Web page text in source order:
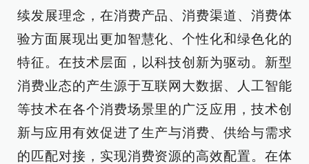
续发展理念，在消费产品、消费渠道、消费体
验方面展现出更加智慧化、个性化和绿色化的
特征。在技术层面，以科技创新为驱动。新型
消费业态的产生源于互联网大数据、人工智能
等技术在各个消费场景里的广泛应用，技术创
新与应用有效促进了生产与消费、供给与需求
的匹配对接，实现消费资源的高效配置。在体